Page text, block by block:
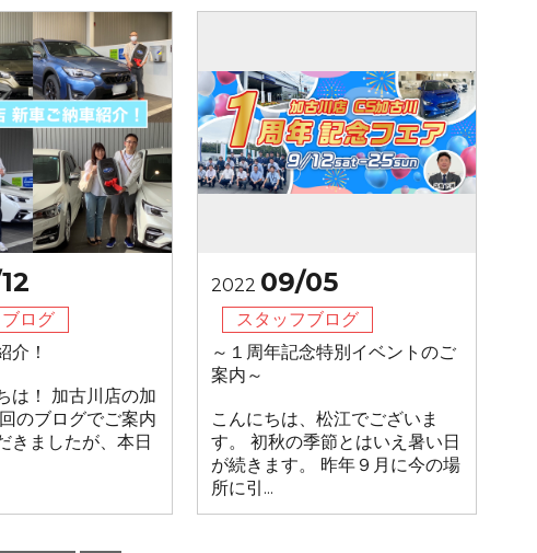
ログ
介！
は！ 加古川店の加
のブログでご案内
きましたが、本日
2022 09/05
スタッフブログ
～１周年記念特別イベントのご
案内～
こんにちは、松江でございま
す。 初秋の季節とはいえ暑い日
が続きます。 昨年９月に今の場
所に引...